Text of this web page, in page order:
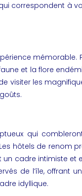
correspondent à
et la flore
les
qui
hôtels de
un cadre intimiste
de l’île, offrant
idyllique.